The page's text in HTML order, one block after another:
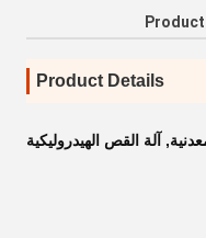
Product Details
, آلة القص الهيدروليكية